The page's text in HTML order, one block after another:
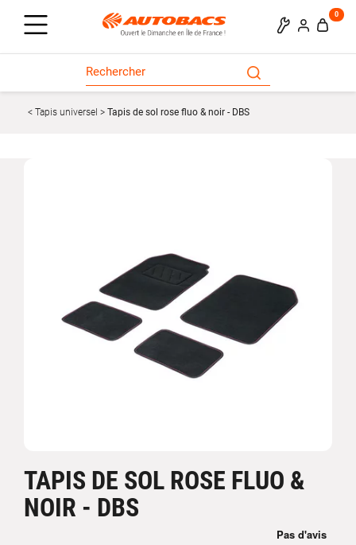
0
Tapis universel Tapis de sol rose fluo & noir - DBS
TAPIS DE SOL ROSE FLUO &
NOIR - DBS